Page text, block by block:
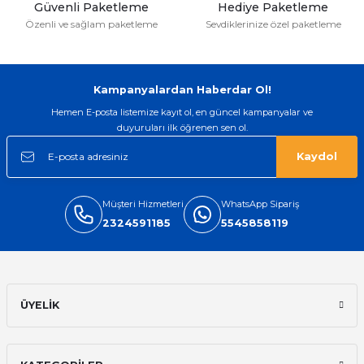
Güvenli Paketleme
Özenli ve sağlam paketleme
Hediye Paketleme
Sevdiklerinize özel paketleme
Kampanyalardan Haberdar Ol!
Hemen E-posta listemize kayıt ol, en güncel kampanyalar ve
duyuruları ilk öğrenen sen ol.
Kaydol
Müşteri Hizmetleri
2324591185
WhatsApp Sipariş
5545858119
ÜYELİK